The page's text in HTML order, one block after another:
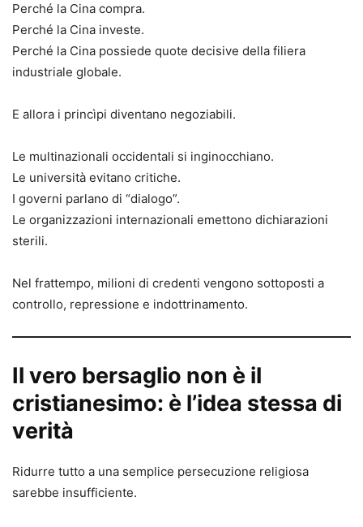
Perché la Cina compra.
Perché la Cina investe.
Perché la Cina possiede quote decisive della filiera
industriale globale.
E allora i princìpi diventano negoziabili.
Le multinazionali occidentali si inginocchiano.
Le università evitano critiche.
I governi parlano di “dialogo”.
Le organizzazioni internazionali emettono dichiarazioni
sterili.
Nel frattempo, milioni di credenti vengono sottoposti a
controllo, repressione e indottrinamento.
Il vero bersaglio non è il
cristianesimo: è l’idea stessa di
verità
Ridurre tutto a una semplice persecuzione religiosa
sarebbe insufficiente.